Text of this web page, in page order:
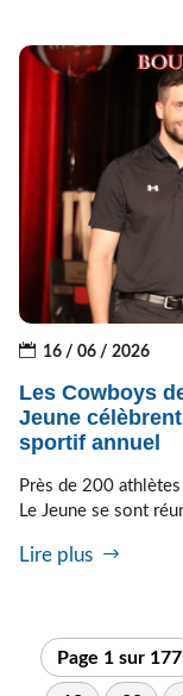
16 / 06 / 2026
Les Cowboys
Jeune
sportif annuel
Près de 200
Le Jeune se sont
Lire plus
Page 1 sur 177